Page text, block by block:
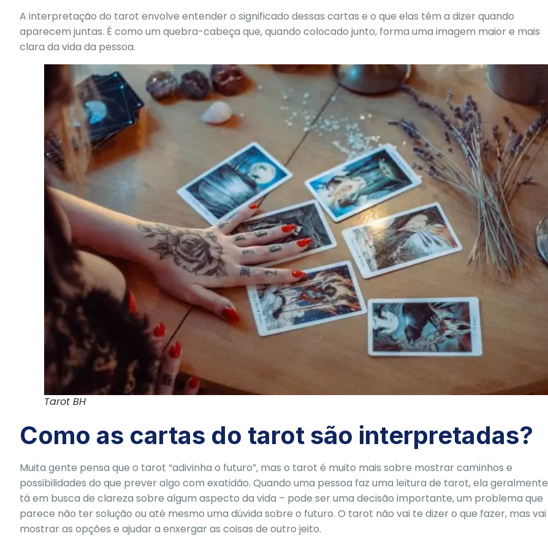
A interpretação do tarot envolve entender o significado dessas cartas e o que elas têm a dizer quando
aparecem juntas. É como um quebra-cabeça que, quando colocado junto, forma uma imagem maior e mais
clara da vida da pessoa.
Tarot BH
Como as cartas do tarot são interpretadas?
Muita gente pensa que o tarot “adivinha o futuro”, mas o tarot é muito mais sobre mostrar caminhos e
possibilidades do que prever algo com exatidão. Quando uma pessoa faz uma leitura de tarot, ela geralmente
tá em busca de clareza sobre algum aspecto da vida – pode ser uma decisão importante, um problema que
parece não ter solução ou até mesmo uma dúvida sobre o futuro. O tarot não vai te dizer o que fazer, mas vai
mostrar as opções e ajudar a enxergar as coisas de outro jeito.